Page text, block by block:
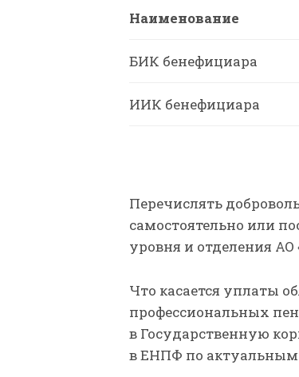
Наименование
БИК бенефициара
ИИК бенефициара
Перечислять
самостоятельно или
уровня и отделения АО
Что касается уплаты
профессиональных
в Государственную
в ЕНПФ по актуальным